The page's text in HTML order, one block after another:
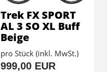
Trek FX SPORT
AL 3 SO XL Buff
Beige
pro Stück (inkl. MwSt.)
999,00 EUR